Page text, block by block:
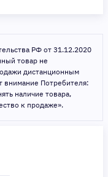
РФ от 31.12.2020
товар не
дистанционным
внимание Потребителя:
наличие товара,
к продаже».